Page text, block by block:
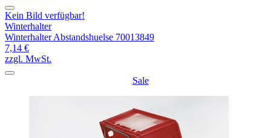
Kein Bild verfügbar!
Winterhalter
Winterhalter Abstandshuelse 70013849
7,14 €
zzgl. MwSt.
Sale